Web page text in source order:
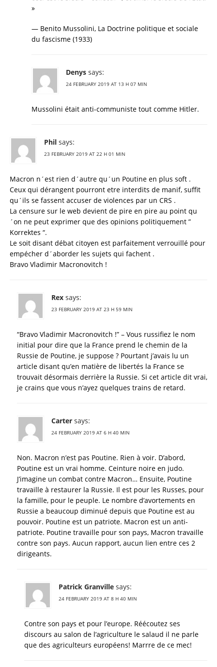
»
— Benito Mussolini, La Doctrine politique et sociale
du fascisme (1933)
Denys says:
24 FEBRUARY 2019 AT 13 H 07 MIN
Mussolini était anti-communiste tout comme Hitler.
Phil says:
23 FEBRUARY 2019 AT 22 H 01 MIN
Macron n´est rien d´autre qu´un Poutine en plus soft .
Ceux qui dérangent pourront etre interdits de manif, suffit
qu´ils se fassent accuser de violences par un CRS .
La censure sur le web devient de pire en pire au point qu
´on ne peut exprimer que des opinions politiquement ”
Korrektes “.
Le soit disant débat citoyen est parfaitement verrouillé pour
empécher d´aborder les sujets qui fachent .
Bravo Vladimir Macronovitch !
Rex says:
23 FEBRUARY 2019 AT 23 H 59 MIN
“Bravo Vladimir Macronovitch !” – Vous russifiez le nom
initial pour dire que la France prend le chemin de la
Russie de Poutine, je suppose ? Pourtant j’avais lu un
article disant qu’en matière de libertés la France se
trouvait désormais derrière la Russie. Si cet article dit vrai,
je crains que vous n’ayez quelques trains de retard.
Carter says:
24 FEBRUARY 2019 AT 6 H 40 MIN
Non. Macron n’est pas Poutine. Rien à voir. D’abord,
Poutine est un vrai homme. Ceinture noire en judo.
J’imagine un combat contre Macron… Ensuite, Poutine
travaille à restaurer la Russie. Il est pour les Russes, pour
la famille, pour le peuple. Le nombre d’avortements en
Russie a beaucoup diminué depuis que Poutine est au
pouvoir. Poutine est un patriote. Macron est un anti-
patriote. Poutine travaille pour son pays, Macron travaille
contre son pays. Aucun rapport, aucun lien entre ces 2
dirigeants.
Patrick Granville says:
24 FEBRUARY 2019 AT 8 H 40 MIN
Contre son pays et pour l’europe. Réécoutez ses
discours au salon de l’agriculture le salaud il ne parle
que des agriculteurs européens! Marrre de ce mec!